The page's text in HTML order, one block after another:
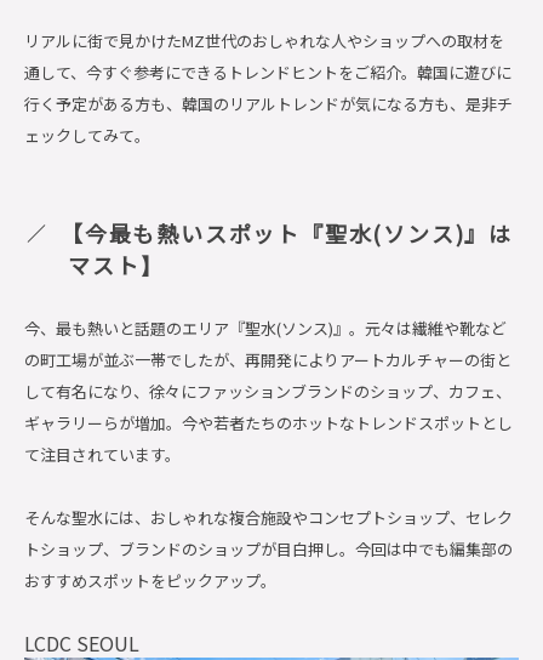
リアルに街で見かけたMZ世代のおしゃれな人やショップへの取材を
通して、今すぐ参考にできるトレンドヒントをご紹介。韓国に遊びに
行く予定がある方も、韓国のリアルトレンドが気になる方も、是非チ
ェックしてみて。
【今最も熱いスポット『聖水(ソンス)』は
マスト 】
今、最も熱いと話題のエリア『聖水(ソンス)』。元々は繊維や靴など
の町工場が並ぶ一帯でしたが、再開発によりアートカルチャーの街と
して有名になり、徐々にファッションブランドのショップ、カフェ、
ギャラリーらが増加。今や若者たちのホットなトレンドスポットとし
て注目されています。
そんな聖水には、おしゃれな複合施設やコンセプトショップ、セレク
トショップ、ブランドのショップが目白押し。今回は中でも編集部の
おすすめスポットをピックアップ。
LCDC SEOUL